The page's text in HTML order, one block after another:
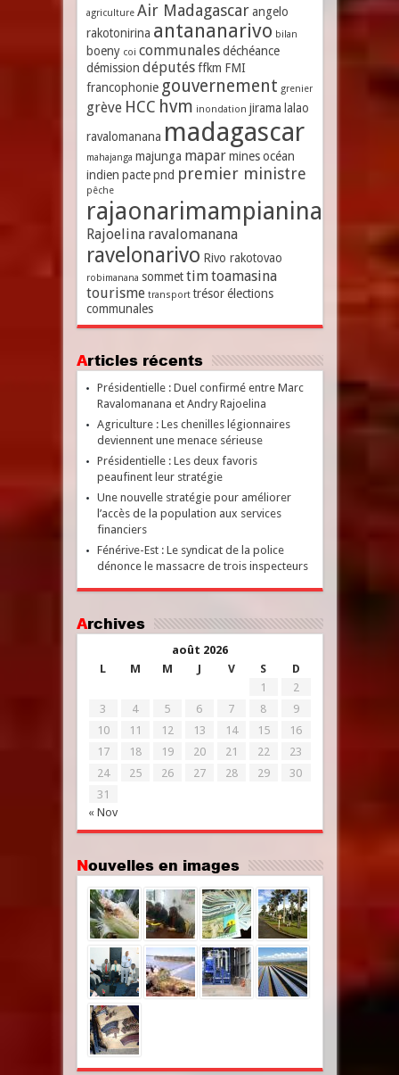
agriculture Air Madagascar angelo
rakotonirina antananarivo bilan
boeny coi communales déchéance
démission députés ffkm FMI
francophonie gouvernement grenier
grève HCC hvm inondation jirama lalao
ravalomanana madagascar
mahajanga majunga mapar mines océan
indien pacte pnd premier ministre
pêche
rajaonarimampianina
Rajoelina ravalomanana
ravelonarivo Rivo rakotovao
robimanana sommet timtoamasina
tourisme transport trésor élections
communales
Articles récents
Présidentielle : Duel confirmé entre Marc
Ravalomanana et Andry Rajoelina
Agriculture : Les chenilles légionnaires
deviennent une menace sérieuse
Présidentielle : Les deux favoris
peaufinent leur stratégie
Une nouvelle stratégie pour améliorer
l’accès de la population aux services
financiers
Fénérive-Est : Le syndicat de la police
dénonce le massacre de trois inspecteurs
Archives
août 2026
L
M M J V S D
« Nov
1
2
3
4 5 6 7 8
9
10
11 12 13 14 15
16
17
18 19 20 21 22
23
24
25 26 27 28 29
30
31
Nouvelles en images